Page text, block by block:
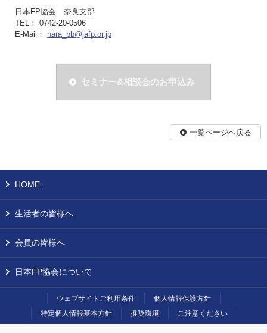
日本FP協会 奈良支部
TEL： 0742-20-0506
E-Mail： nara_bb@jafp.or.jp
セミナー&相談会のお申込み
一覧ページへ戻る
HOME
生活者の皆様へ
会員の皆様へ
日本FP協会について
ウェブサイトご利用条件
個人情報保護方針
特定個人情報基本方針
推奨環境 ご注意ください